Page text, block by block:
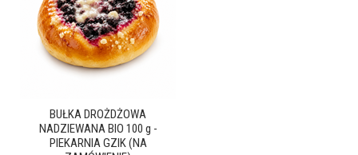
BUŁKA DROŻDŻOWA
NADZIEWANA BIO 100 g -
PIEKARNIA GZIK (NA